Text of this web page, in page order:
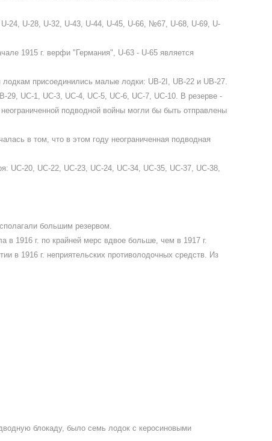
24, U-28, U-32, U-43, U-44, U-45, U-66, №67, U-68, U-69, U-
1915 г. верфи "Германия", U-63 - U-65 является
присоединились малые лодки: UB-2I, UB-22 и UB-27.
UC-1, UC-3, UC-4, UC-5, UC-6, UC-7, UC-10. В резерве -
подводной войны могли бы быть отправлены
в том, что в этом году неограниченная подводная
UC-20, UC-22, UC-23, UC-24, UC-34, UC-35, UC-37, UC-38,
большим резервом.
в 1916 г. по крайней мерс вдвое больше, чем в 1917 г.
в 1916 г. неприятельских противолодочных средств. Из
блокаду, было семь лодок с керосиновыми